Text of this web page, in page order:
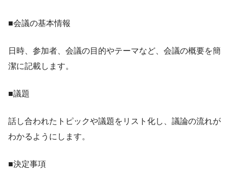
■会議の基本情報
日時、参加者、会議の目的やテーマなど、会議の概要を簡
潔に記載します。
■議題
話し合われたトピックや議題をリスト化し、議論の流れが
わかるようにします。
■決定事項